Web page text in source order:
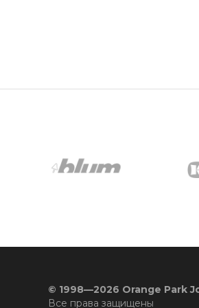
© 1998—2026 Orange Park
Все права защищены